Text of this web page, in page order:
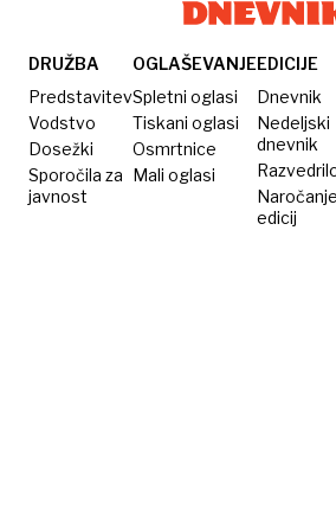
v Iranu
pred
velikim
izzivom
DRUŽBA
Predstavitev
Vodstvo
Dosežki
Sporočila za
javnost
OGLAŠEVANJE
Spletni oglasi
Tiskani oglasi
Osmrtnice
Mali oglasi
EDICIJE
Dnevnik
Nedeljski
dnevnik
Naročanje
edicij